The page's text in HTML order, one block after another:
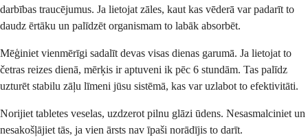
darbības traucējumus. Ja lietojat zāles, kaut kas vēderā var padarīt to
daudz ērtāku un palīdzēt organismam to labāk absorbēt.
Mēģiniet vienmērīgi sadalīt devas visas dienas garumā. Ja lietojat to
četras reizes dienā, mērķis ir aptuveni ik pēc 6 stundām. Tas palīdz
uzturēt stabilu zāļu līmeni jūsu sistēmā, kas var uzlabot to efektivitāti.
Norijiet tabletes veselas, uzdzerot pilnu glāzi ūdens. Nesasmalciniet un
nesakošļājiet tās, ja vien ārsts nav īpaši norādījis to darīt.